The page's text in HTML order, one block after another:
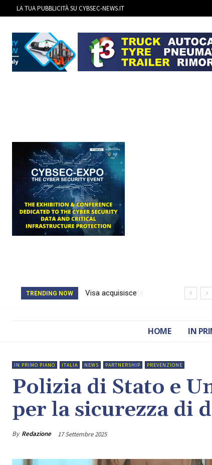
LA TUA PUBBLICITÀ SU CYBSEC-NEWS.IT
TRENDING NOW
Il catasto della
HOME IN
IN PRIMO PIANO ITALIA NEWS PARTNERSHIP PREVENZIONE
Polizia di Stato e
per la sicurezza di
By Redazione 17 Settembre 2025